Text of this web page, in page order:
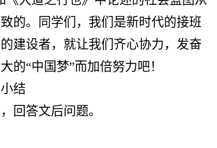
的。同学们，我们是新时代的接班
建设者，就让我们齐心协力，发奋
的“中国梦”而加倍努力吧！
结
回答文后问题。